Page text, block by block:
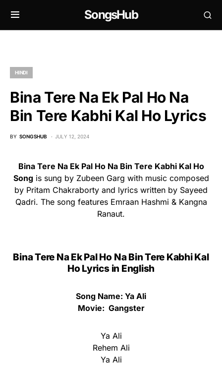
SongsHub
HINDI
Bina Tere Na Ek Pal Ho Na
Bin Tere Kabhi Kal Ho Lyrics
BY SONGSHUB JULY 12, 2024
Bina Tere Na Ek Pal Ho Na Bin Tere Kabhi Kal Ho
Songis sung by Zubeen Garg with music composed
by Pritam Chakraborty and lyrics written by Sayeed
Qadri. The song features Emraan Hashmi & Kangna
Ranaut.
Bina Tere Na Ek Pal Ho Na Bin Tere Kabhi Kal
Ho Lyrics in English
Song Name: Ya Ali
Movie: Gangster
Ya Ali
Rehem Ali
Ya Ali